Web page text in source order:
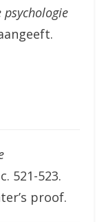
psychologie
521-523.
proof.